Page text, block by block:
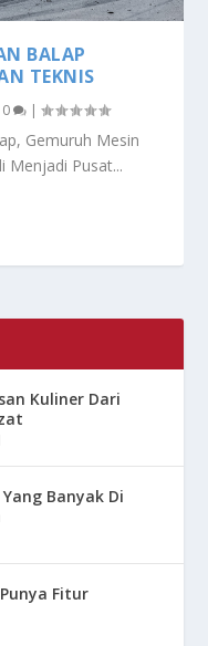
BALAP
TEKNIS
0 |
Gemuruh Mesin
Menjadi Pusat...
Kuliner Dari
Banyak Di
Fitur